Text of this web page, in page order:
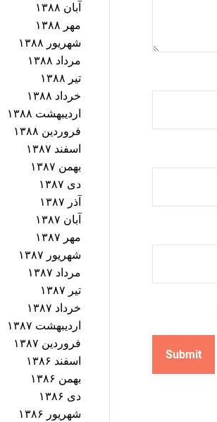
آبان ۱۳۸۸
مهر ۱۳۸۸
شهریور ۱۳۸۸
مرداد ۱۳۸۸
تیر ۱۳۸۸
خرداد ۱۳۸۸
اردیبهشت ۱۳۸۸
فروردین ۱۳۸۸
اسفند ۱۳۸۷
بهمن ۱۳۸۷
دی ۱۳۸۷
آذر ۱۳۸۷
آبان ۱۳۸۷
مهر ۱۳۸۷
شهریور ۱۳۸۷
مرداد ۱۳۸۷
تیر ۱۳۸۷
خرداد ۱۳۸۷
اردیبهشت ۱۳۸۷
فروردین ۱۳۸۷
اسفند ۱۳۸۶
بهمن ۱۳۸۶
دی ۱۳۸۶
شهریور ۱۳۸۶